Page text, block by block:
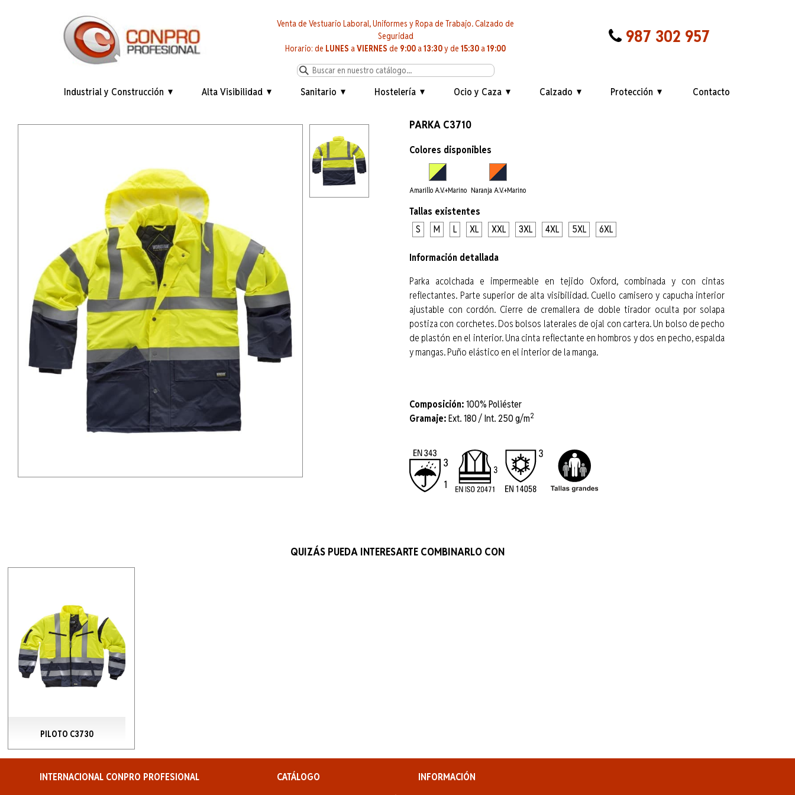
Venta de Vestuario Laboral, Uniformes y Ropa de Trabajo. Calzado de
Seguridad
Horario: de LUNESaVIERNESde 9:00a13:30y de15:30a19:00
987 302 957
Industrial y Construcción Alta Visibilidad Sanitario Hostelería Ocio y Caza Calzado Protección Contacto
PARKA C3710
Colores disponibles
Amarillo A.V.+Marino Naranja A.V.+Marino
Tallas existentes
S
M L XL XXL 3XL 4XL 5XL 6XL
Información detallada
Parka acolchada e impermeable en tejido Oxford, combinada y con cintas
reflectantes. Parte superior de alta visibilidad. Cuello camisero y capucha interior
ajustable con cordón. Cierre de cremallera de doble tirador oculta por solapa
postiza con corchetes. Dos bolsos laterales de ojal con cartera. Un bolso de pecho
de plastón en el interior. Una cinta reflectante en hombros y dos en pecho, espalda
y mangas. Puño elástico en el interior de la manga.
Composición:100% Poliéster
Gramaje:Ext. 180 / Int. 250 g/m2
QUIZÁS PUEDA INTERESARTE COMBINARLO CON
PILOTO C3730
INTERNACIONAL CONPRO PROFESIONAL
CATÁLOGO
INFORMACIÓN